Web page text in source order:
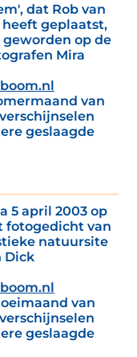
dat Rob van
heeft geplaatst,
op de
Mira
van
geslaagde
5 april 2003 op
fotogedicht van
natuursite
Dick
van
geslaagde